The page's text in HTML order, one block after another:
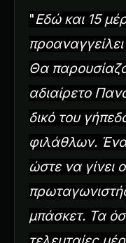
"Εδώ και 15
Θα
αδιαίρετο
δικό του
φιλάθλων.
ώστε να γίνει
μπάσκετ. Τα